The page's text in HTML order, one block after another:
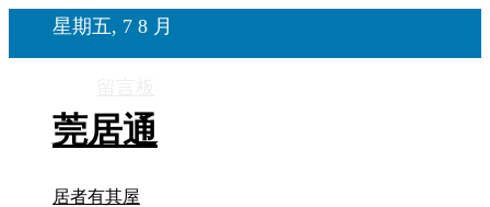
星期五, 7 8 月
莞居通
居者有其屋